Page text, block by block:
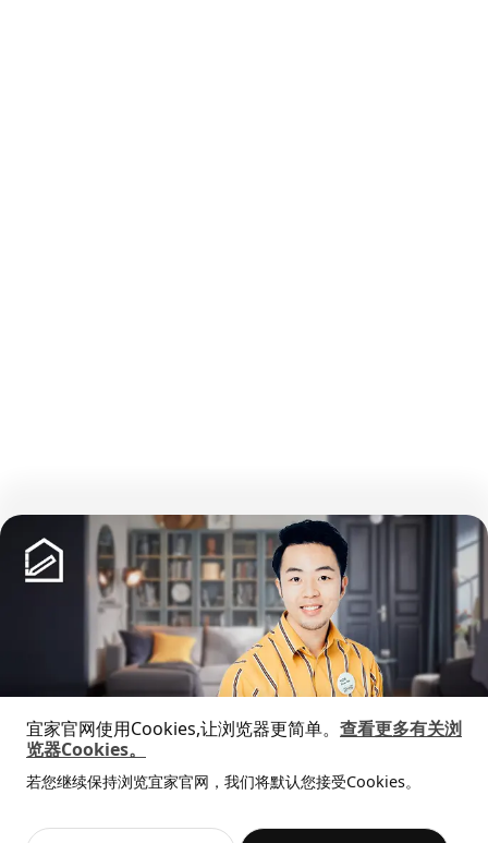
展开更多
猜你喜欢
抱歉，该商品在所选地区暂时缺货。价格透明，设计专业，现货供应
宜家官网使用Cookies,让浏览器更简单。 查看更多有关浏
览器Cookies。
若您继续保持浏览宜家官网，我们将默认您接受Cookies。